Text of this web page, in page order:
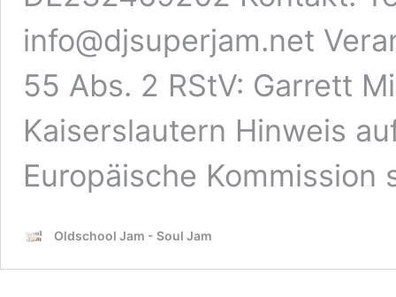
info@djsuperjam.net
55 Abs. 2 RStV: Garrett
Kaiserslautern Hinweis
Europäische
Oldschool Jam - Soul Jam